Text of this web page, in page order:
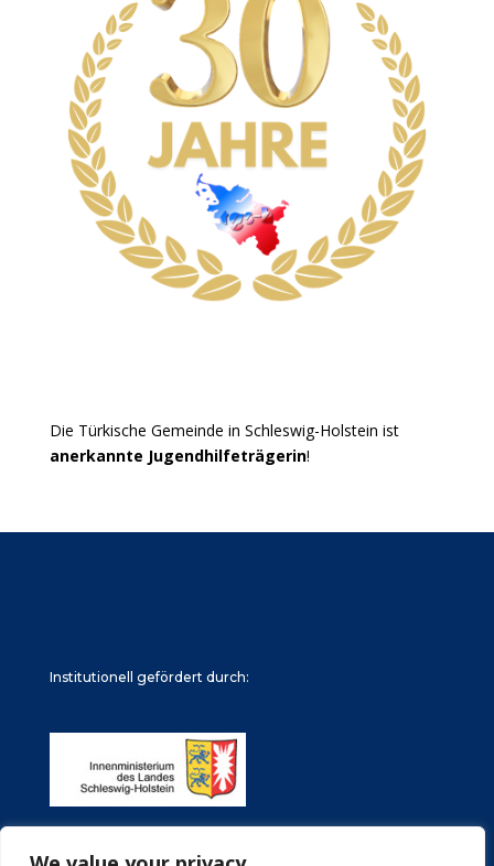
Die Türkische Gemeinde in Schleswig-Holstein ist
anerkannte Jugendhilfeträgerin!
Institutionell gefördert durch: